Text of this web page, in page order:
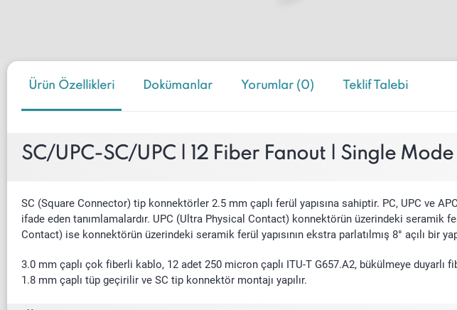
Ürün Özellikleri Dokümanlar Yorumlar (0) Teklif Talebi
SC/UPC-SC/UPC | 12 Fiber Fanout | Single
SC (Square Connector) tip konnektörler 2.5 mm çaplı ferül yapısına sahiptir. PC, UPC ve
ifade eden tanımlamalardır. UPC (Ultra Physical Contact) konnektörün üzerindeki seramik
Contact) ise konnektörün üzerindeki seramik ferül yapısının ekstra parlatılmış 8° açılı bir
3.0 mm çaplı çok fiberli kablo, 12 adet 250 micron çaplı ITU-T G657.A2, bükülmeye duyarlı
1.8 mm çaplı tüp geçirilir ve SC tip konnektör montajı yapılır.